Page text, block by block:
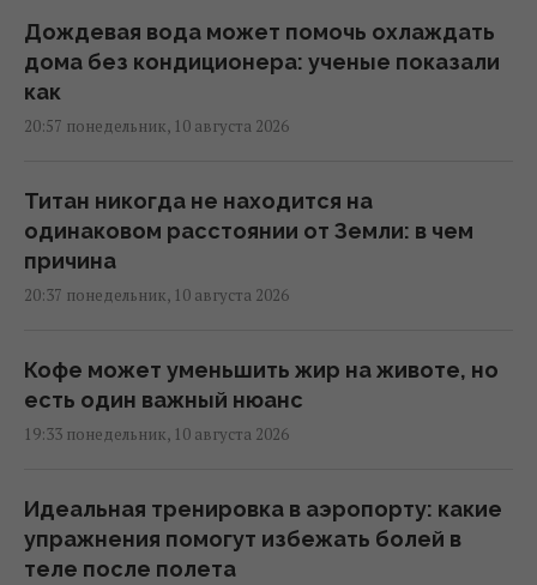
Дождевая вода может помочь охлаждать
дома без кондиционера: ученые показали
как
20:57 понедельник, 10 августа 2026
Титан никогда не находится на
одинаковом расстоянии от Земли: в чем
причина
20:37 понедельник, 10 августа 2026
Кофе может уменьшить жир на животе, но
есть один важный нюанс
19:33 понедельник, 10 августа 2026
Идеальная тренировка в аэропорту: какие
упражнения помогут избежать болей в
теле после полета